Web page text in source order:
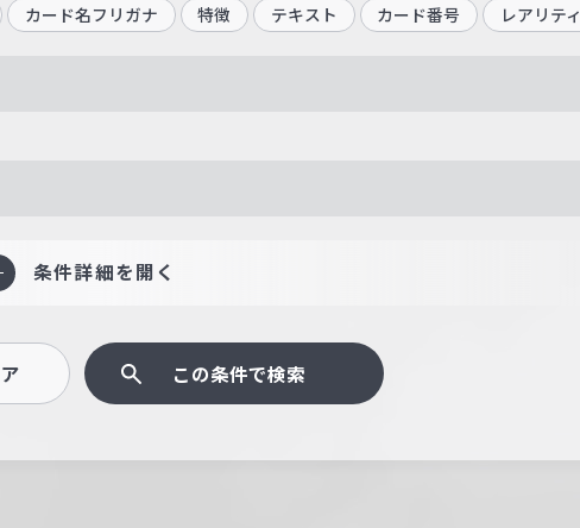
カード名フリガナ 特徴 テキスト カード番号 レアリティ
条件詳細を開く
この条件で検索